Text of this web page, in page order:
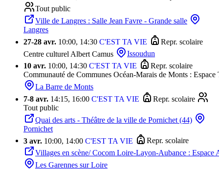
Tout public
Ville de Langres : Salle Jean Favre - Grande salle
Langres
27-28 avr. 10:00, 14:30 C'EST TA VIE
Repr. scolaire
Centre culturel Albert Camus
Issoudun
10 avr. 10:00, 14:30 C'EST TA VIE
Repr. scolaire
Communauté de Communes Océan-Marais de Monts : Espace
La Barre de Monts
7-8 avr. 14:15, 16:00 C'EST TA VIE
Repr. scolaire
Tout public
Quai des arts - Théâtre de la ville de Pornichet (44)
Pornichet
3 avr. 10:00, 14:00 C'EST TA VIE
Repr. scolaire
Villages en scène/ Cocom Loire-Layon-Aubance : Espace
Les Garennes sur Loire